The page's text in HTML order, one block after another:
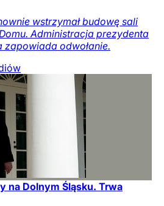
wstrzymał budowę sali
Administracja prezydenta
zapowiada odwołanie.
na Dolnym Śląsku. Trwa